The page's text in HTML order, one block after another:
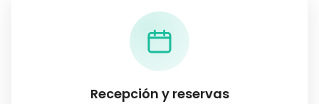
Recepción y reservas